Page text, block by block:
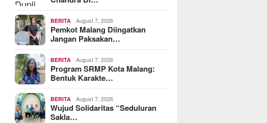
BERITA August 7, 2026
Pemkot Malang Diingatkan
Jangan Paksakan…
BERITA August 7, 2026
Program SRMP Kota Malang:
Bentuk Karakte…
BERITA August 7, 2026
Wujud Solidaritas “Seduluran
Sakla…